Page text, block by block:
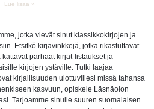
Lue lisää »
jotka vievät sinut klassikkokirjojen ja
Etsitkö kirjavinkkejä, jotka rikastuttavat
parhaat kirjat-listaukset ja
kirjojen ystäville. Tutki laajaa
kirjallisuuden ulottuvillesi missä tahansa
kasvuun, opiskele Läsnäolon
Tarjoamme sinulle suuren suomalaisen